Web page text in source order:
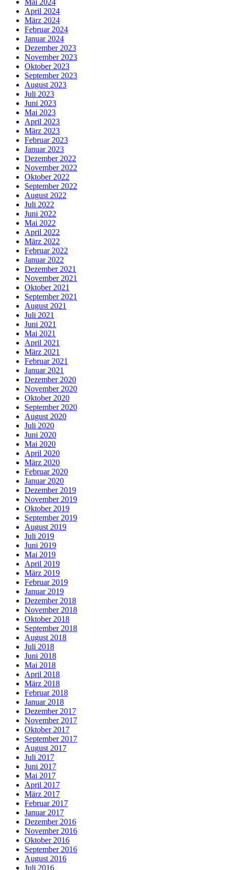
Mai 2024
April 2024
März 2024
Februar 2024
Januar 2024
Dezember 2023
November 2023
Oktober 2023
September 2023
August 2023
Juli 2023
Juni 2023
Mai 2023
April 2023
März 2023
Februar 2023
Januar 2023
Dezember 2022
November 2022
Oktober 2022
September 2022
August 2022
Juli 2022
Juni 2022
Mai 2022
April 2022
März 2022
Februar 2022
Januar 2022
Dezember 2021
November 2021
Oktober 2021
September 2021
August 2021
Juli 2021
Juni 2021
Mai 2021
April 2021
März 2021
Februar 2021
Januar 2021
Dezember 2020
November 2020
Oktober 2020
September 2020
August 2020
Juli 2020
Juni 2020
Mai 2020
April 2020
März 2020
Februar 2020
Januar 2020
Dezember 2019
November 2019
Oktober 2019
September 2019
August 2019
Juli 2019
Juni 2019
Mai 2019
April 2019
März 2019
Februar 2019
Januar 2019
Dezember 2018
November 2018
Oktober 2018
September 2018
August 2018
Juli 2018
Juni 2018
Mai 2018
April 2018
März 2018
Februar 2018
Januar 2018
Dezember 2017
November 2017
Oktober 2017
September 2017
August 2017
Juli 2017
Juni 2017
Mai 2017
April 2017
März 2017
Februar 2017
Januar 2017
Dezember 2016
November 2016
Oktober 2016
September 2016
August 2016
Juli 2016